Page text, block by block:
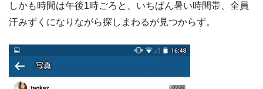
しかも時間は午後1時ごろと、いちばん暑い時間帯、全員
汗みずくになりながら探しまわるが見つからず。